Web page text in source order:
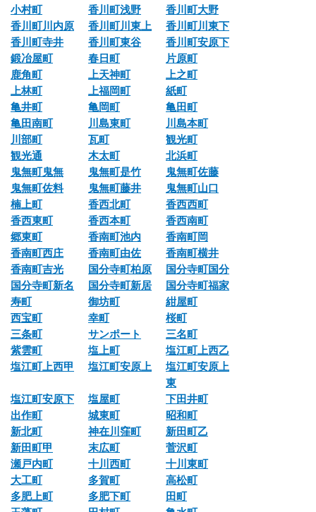
小村町
香川町浅野
香川町大野
香川町川内原
香川町川東上
香川町川東下
香川町寺井
香川町東谷
香川町安原下
鍛冶屋町
春日町
片原町
鹿角町
上天神町
上之町
上林町
上福岡町
紙町
亀井町
亀岡町
亀田町
亀田南町
川島東町
川島本町
川部町
瓦町
観光町
観光通
木太町
北浜町
鬼無町鬼無
鬼無町是竹
鬼無町佐藤
鬼無町佐料
鬼無町藤井
鬼無町山口
楠上町
香西北町
香西西町
香西東町
香西本町
香西南町
郷東町
香南町池内
香南町岡
香南町西庄
香南町由佐
香南町横井
香南町吉光
国分寺町柏原
国分寺町国分
国分寺町新名
国分寺町新居
国分寺町福家
寿町
御坊町
紺屋町
西宝町
幸町
桜町
三条町
サンポート
三名町
紫雲町
塩上町
塩江町上西乙
塩江町上西甲
塩江町安原上
塩江町安原上
東
塩江町安原下
塩屋町
下田井町
出作町
城東町
昭和町
新北町
神在川窪町
新田町乙
新田町甲
末広町
菅沢町
瀬戸内町
十川西町
十川東町
大工町
多賀町
高松町
多肥上町
多肥下町
田町